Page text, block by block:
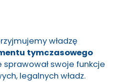
władzę
tymczasowego
sprawował swoje funkcje
legalnych władz.